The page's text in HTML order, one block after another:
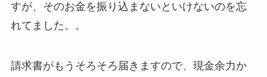
すが、そのお金を振り込まないといけないのを忘
れてました。。
請求書がもうそろそろ届きますので、現金余力か